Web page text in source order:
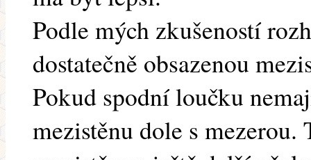
Podle mých zkušeností
dostatečně obsazenou
Pokud spodní loučku
mezistěnu dole s mezerou.